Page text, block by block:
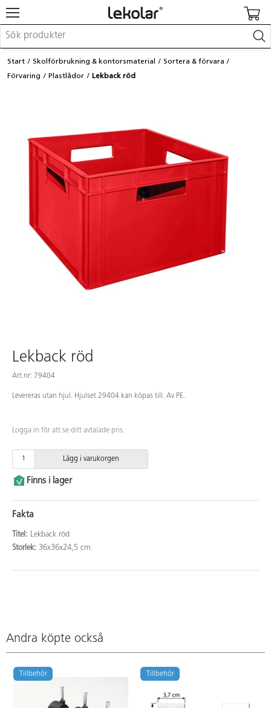
Möbler & inredning
Lekplatsutrustning & utemiljö
Skolförbrukning & kontorsmaterial
Logga in / Registrera dig
Hitta din säljare
Kontakta Lekolar
Start Skolförbrukning & kontorsmaterial
Sortera & förvara
Förvaring
Plastlådor Lekback röd
Lekback röd
Art.nr: 79404
Levereras utan hjul. Hjulset 29404 kan köpas till. Av PE.
Logga in för att se ditt avtalade pris.
Lägg i varukorgen
Finns i lager
Fakta
Titel: Lekback röd
Storlek: 36x36x24,5 cm
Andra köpte också
Tillbehör Tillbehör